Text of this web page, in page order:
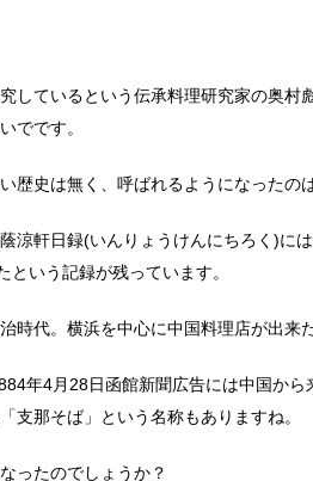
しているという伝承料理研究家の奥村
でです。
歴史は無く、呼ばれるようになったの
涼軒日録(いんりょうけんにちろく)に
いう記録が残っています。
時代。横浜を中心に中国料理店が出来
年4月28日函館新聞広告には中国か
支那そば」という名称もありますね。
ったのでしょうか？